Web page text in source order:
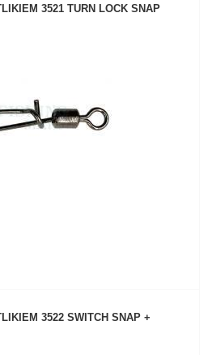
3521 TURN LOCK SNAP
3522 SWITCH SNAP +